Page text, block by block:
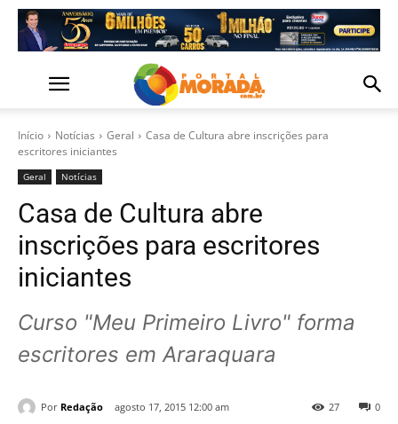
Início Notícias Geral
Casa de Cultura abre inscrições para
escritores iniciantes
Geral Notícias
Casa de Cultura abre
inscrições para escritores
iniciantes
Curso "Meu Primeiro Livro" forma
escritores em Araraquara
Por Redação agosto 17, 2015 12:00 am 0
27